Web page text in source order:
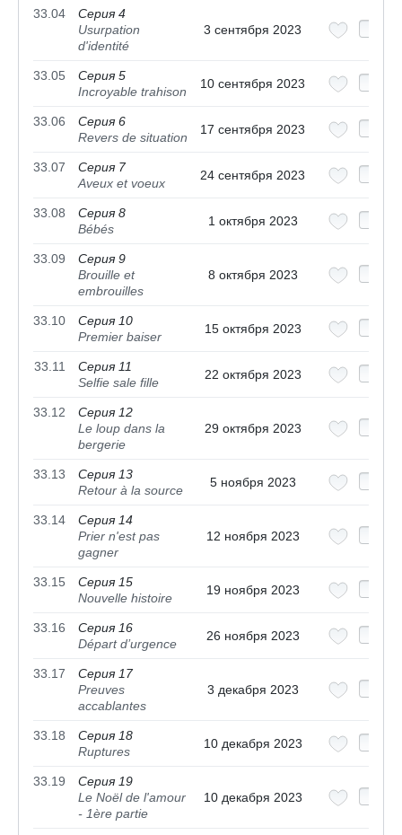
33.04
Серия 4
Usurpation
d'identité
3 сентября 2023
33.05
Серия 5
Incroyable trahison
10 сентября 2023
33.06
Серия 6
Revers de situation
17 сентября 2023
33.07
Серия 7
Aveux et voeux
24 сентября 2023
33.08
Серия 8
Bébés
1 октября 2023
33.09
Серия 9
Brouille et
embrouilles
8 октября 2023
33.10
Серия 10
Premier baiser
15 октября 2023
33.11
Серия 11
Selfie sale fille
22 октября 2023
33.12
Серия 12
Le loup dans la
bergerie
29 октября 2023
33.13
Серия 13
Retour à la source
5 ноября 2023
33.14
Серия 14
Prier n'est pas
gagner
12 ноября 2023
33.15
Серия 15
Nouvelle histoire
19 ноября 2023
33.16
Серия 16
Départ d’urgence
26 ноября 2023
33.17
Серия 17
Preuves
accablantes
3 декабря 2023
33.18
Серия 18
Ruptures
10 декабря 2023
33.19
Серия 19
Le Noël de l'amour
- 1ère partie
10 декабря 2023